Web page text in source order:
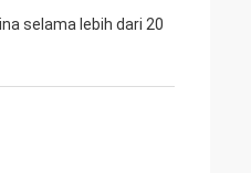
selama lebih dari 20